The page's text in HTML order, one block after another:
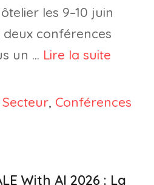
les 9–10 juin
deux conférences
un … Lire la suite
, Conférences
With AI 2026 : La